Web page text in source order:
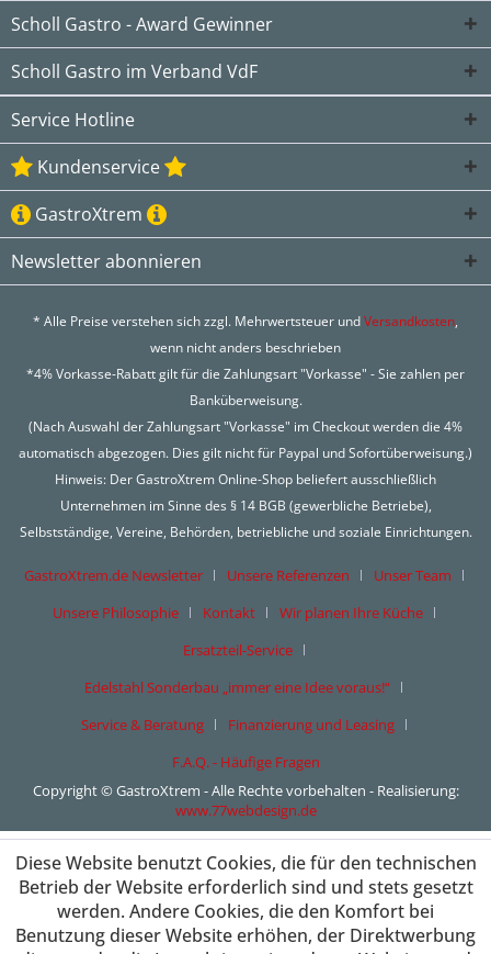
Scholl Gastro - Award Gewinner
Scholl Gastro im Verband VdF
Service Hotline
Kundenservice
GastroXtrem
Newsletter abonnieren
* Alle Preise verstehen sich zzgl. Mehrwertsteuer undVersandkosten,
wenn nicht anders beschrieben
*4% Vorkasse-Rabatt gilt für die Zahlungsart "Vorkasse" - Sie zahlen per
Banküberweisung.
(Nach Auswahl der Zahlungsart "Vorkasse" im Checkout werden die 4%
automatisch abgezogen. Dies gilt nicht für Paypal und Sofortüberweisung.)
Hinweis: Der GastroXtrem Online-Shop beliefert ausschließlich
Unternehmen im Sinne des § 14 BGB (gewerbliche Betriebe),
Selbstständige, Vereine, Behörden, betriebliche und soziale Einrichtungen.
GastroXtrem.de Newsletter Unsere Referenzen
Unser Team
Unsere Philosophie
Kontakt
Wir planen Ihre Küche
Ersatzteil-Service
Edelstahl Sonderbau „immer eine Idee voraus!“
Service & Beratung
Finanzierung und Leasing
F.A.Q. - Häufige Fragen
Copyright © GastroXtrem - Alle Rechte vorbehalten - Realisierung:
www.77webdesign.de
Diese Website benutzt Cookies, die für den technischen
Betrieb der Website erforderlich sind und stets gesetzt
werden. Andere Cookies, die den Komfort bei
Benutzung dieser Website erhöhen, der Direktwerbung